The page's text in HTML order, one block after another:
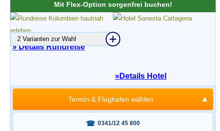
Mit Flex-Option sorgenfrei buchen!
» Details Rundreise
2 Varianten zur Wahl
»Details Hotel
0341/12 45 800
Termin & Flughafen wählen